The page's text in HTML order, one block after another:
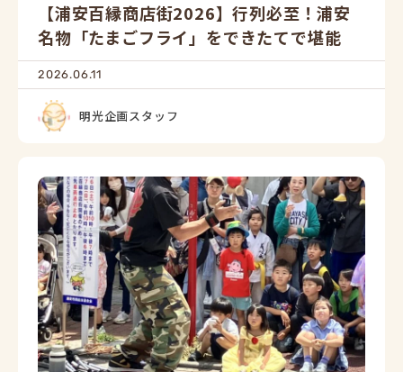
【浦安百縁商店街2026】行列必至！浦安
名物「たまごフライ」をできたてで堪能
2026.06.11
明光企画スタッフ